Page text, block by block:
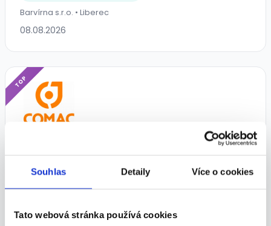
Souhlas Detaily Více o cookies
Tato webová stránka používá cookies
Barvírna s.r.o. • Liberec
08.08.2026
TOP
Nástup IHNED
Dle domluvy